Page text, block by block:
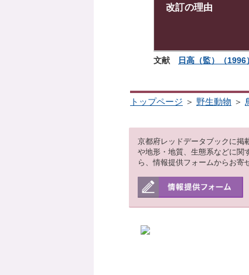
改訂の理由
文献 日高（監）（
トップページ ＞ 野生動物 ＞
京都府レッドデータブックに掲
や地形・地質、生態系などに関
ら、情報提供フォームからお寄